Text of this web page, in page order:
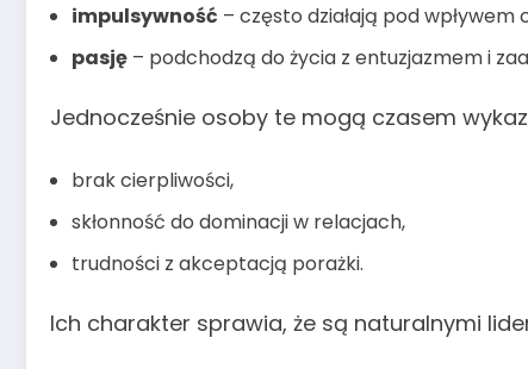
impulsywność – często działają pod
pasję – podchodzą do życia z entuzjazmem i
Jednocześnie osoby te mogą czasem
brak cierpliwości,
skłonność do dominacji w relacjach,
trudności z akceptacją porażki.
Ich charakter sprawia, że są naturalnymi